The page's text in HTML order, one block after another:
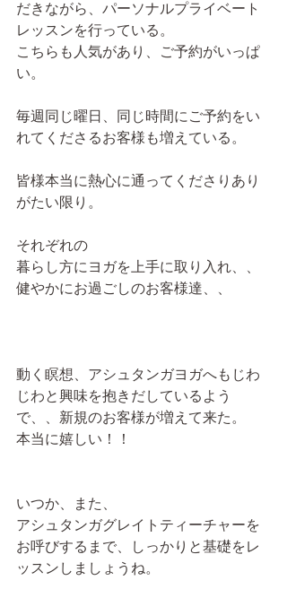
だきながら、パーソナルプライベート
レッスンを行っている。
こちらも人気があり、ご予約がいっぱ
い。
毎週同じ曜日、同じ時間にご予約をい
れてくださるお客様も増えている。
皆様本当に熱心に通ってくださりあり
がたい限り。
それぞれの
暮らし方にヨガを上手に取り入れ、、
健やかにお過ごしのお客様達、、
動く瞑想、アシュタンガヨガへもじわ
じわと興味を抱きだしているよう
で、、新規のお客様が増えて来た。
本当に嬉しい！！
いつか、また、
アシュタンガグレイトティーチャーを
お呼びするまで、しっかりと基礎をレ
ッスンしましょうね。